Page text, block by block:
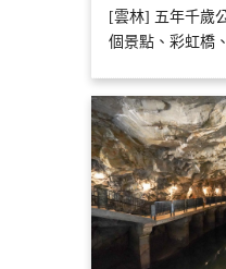
[雲林] 五年千歲
個景點、彩虹橋